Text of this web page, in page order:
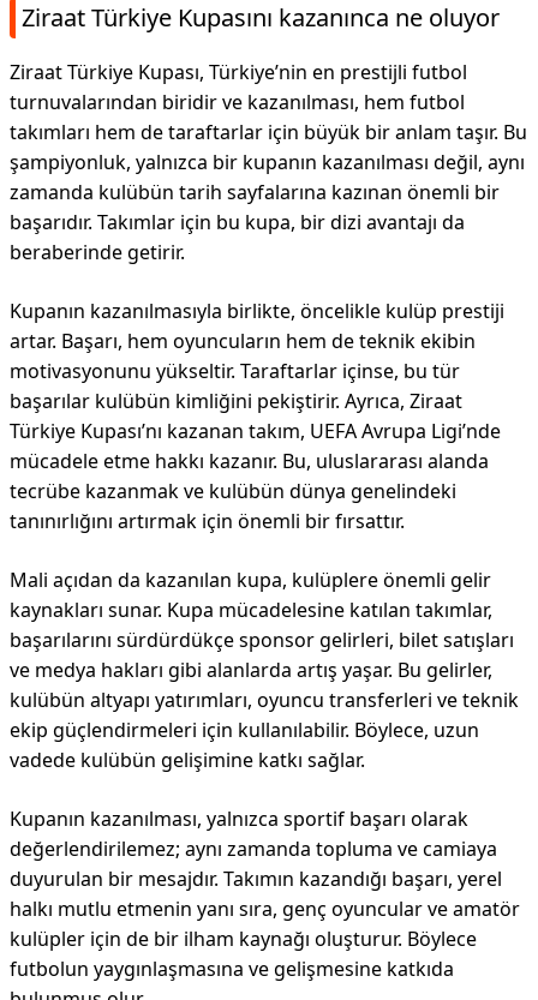
Ziraat Türkiye Kupasını kazanınca ne oluyor
Ziraat Türkiye Kupası, Türkiye’nin en prestijli futbol
turnuvalarından biridir ve kazanılması, hem futbol
takımları hem de taraftarlar için büyük bir anlam taşır. Bu
şampiyonluk, yalnızca bir kupanın kazanılması değil, aynı
zamanda kulübün tarih sayfalarına kazınan önemli bir
başarıdır. Takımlar için bu kupa, bir dizi avantajı da
beraberinde getirir.
Kupanın kazanılmasıyla birlikte, öncelikle kulüp prestiji
artar. Başarı, hem oyuncuların hem de teknik ekibin
motivasyonunu yükseltir. Taraftarlar içinse, bu tür
başarılar kulübün kimliğini pekiştirir. Ayrıca, Ziraat
Türkiye Kupası’nı kazanan takım, UEFA Avrupa Ligi’nde
mücadele etme hakkı kazanır. Bu, uluslararası alanda
tecrübe kazanmak ve kulübün dünya genelindeki
tanınırlığını artırmak için önemli bir fırsattır.
Mali açıdan da kazanılan kupa, kulüplere önemli gelir
kaynakları sunar. Kupa mücadelesine katılan takımlar,
başarılarını sürdürdükçe sponsor gelirleri, bilet satışları
ve medya hakları gibi alanlarda artış yaşar. Bu gelirler,
kulübün altyapı yatırımları, oyuncu transferleri ve teknik
ekip güçlendirmeleri için kullanılabilir. Böylece, uzun
vadede kulübün gelişimine katkı sağlar.
Kupanın kazanılması, yalnızca sportif başarı olarak
değerlendirilemez; aynı zamanda topluma ve camiaya
duyurulan bir mesajdır. Takımın kazandığı başarı, yerel
halkı mutlu etmenin yanı sıra, genç oyuncular ve amatör
kulüpler için de bir ilham kaynağı oluşturur. Böylece
futbolun yaygınlaşmasına ve gelişmesine katkıda